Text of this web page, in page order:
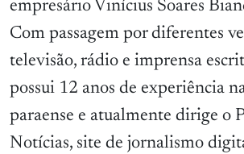
empresário Vinícius Soares
Com passagem por diferentes
televisão, rádio e imprensa
possui 12 anos de experiência
paraense e atualmente dirige o
Notícias, site de jornalismo